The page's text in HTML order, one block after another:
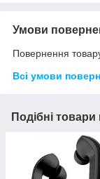
Умови
Повернення
Всі умови
Подібні товари